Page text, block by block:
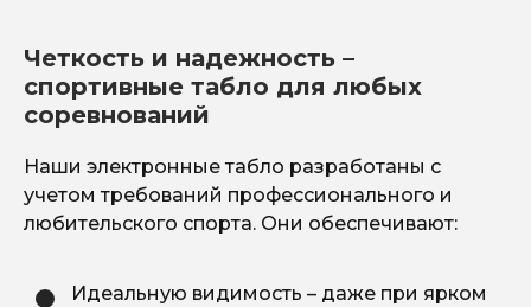
Четкость и надежность –
спортивные табло для любых
соревнований
Наши электронные табло разработаны с
учетом требований профессионального и
любительского спорта. Они обеспечивают:
Идеальную видимость – даже при ярком